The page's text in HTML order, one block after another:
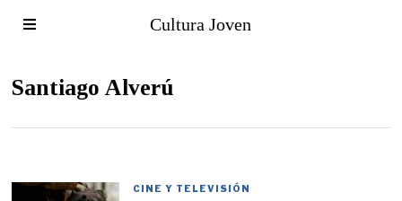
Cultura Joven
Santiago Alverú
CINE Y TELEVISIÓN